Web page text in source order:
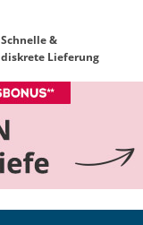
Schnelle &
diskrete Lieferung